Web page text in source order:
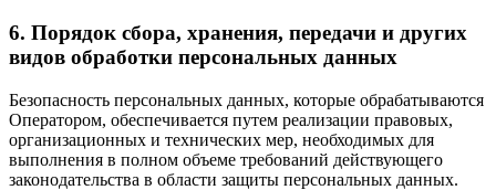
6. Порядок сбора, хранения, передачи и других
видов обработки персональных данных
Безопасность персональных данных, которые обрабатываются
Оператором, обеспечивается путем реализации правовых,
организационных и технических мер, необходимых для
выполнения в полном объеме требований действующего
законодательства в области защиты персональных данных.